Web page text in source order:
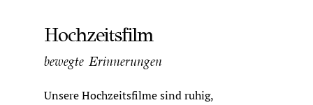
Hochzeitsfilm
bewegte Erinnerungen
Unsere Hochzeitsfilme sind ruhig,